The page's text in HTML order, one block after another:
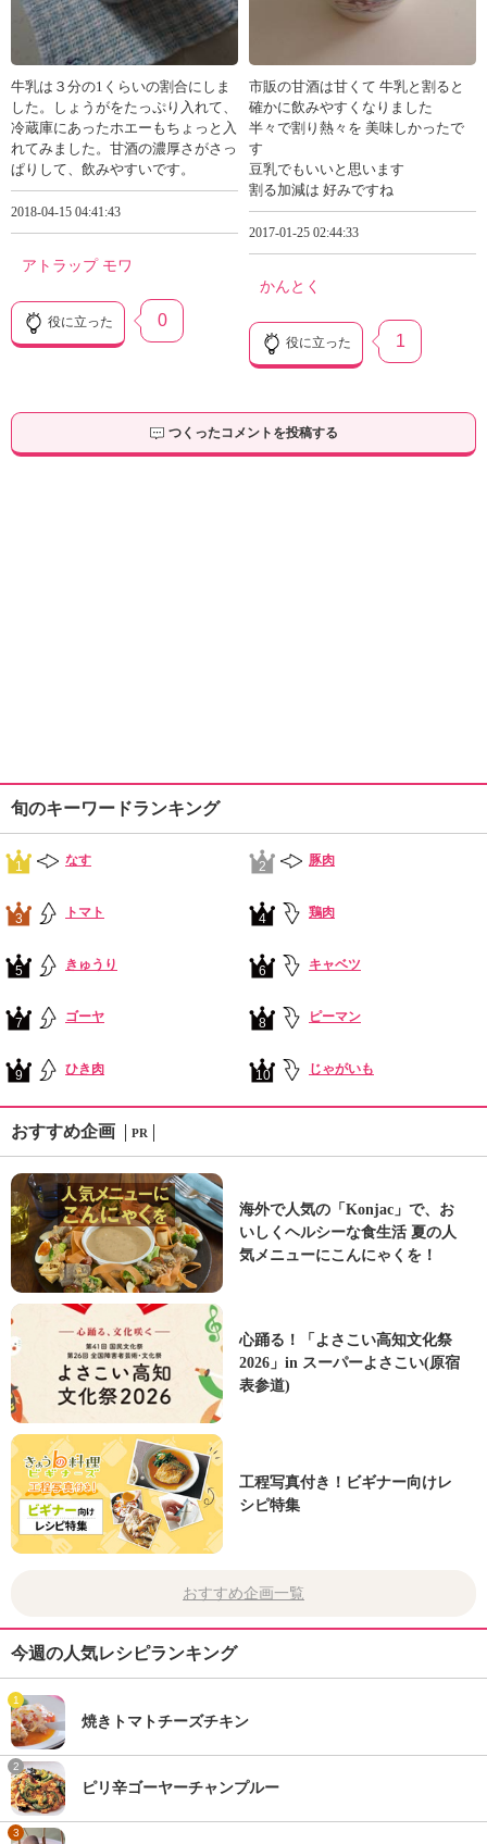
牛乳は３分の1くらいの割合にしま
した。しょうがをたっぷり入れて、
冷蔵庫にあったホエーもちょっと入
れてみました。甘酒の濃厚さがさっ
ぱりして、飲みやすいです。
2018-04-15 04:41:43
アトラップ モワ
役に立った 0
市販の甘酒は甘くて 牛乳と割ると
確かに飲みやすくなりました
半々で割り熱々を 美味しかったで
す
豆乳でもいいと思います
割る加減は 好みですね
2017-01-25 02:44:33
かんとく
役に立った 1
つくったコメントを投稿する
旬のキーワードランキング
1 なす 2 豚肉
3 トマト 4 鶏肉
5 きゅうり 6 キャベツ
7 ゴーヤ 8 ピーマン
9 ひき肉 10 じゃがいも
おすすめ企画 PR
海外で人気の「Konjac」で、お
いしくヘルシーな食生活 夏の人
気メニューにこんにゃくを！
心踊る！「よさこい高知文化祭
2026」in スーパーよさこい(原宿
表参道)
工程写真付き！ビギナー向けレ
シピ特集
おすすめ企画一覧
今週の人気レシピランキング
1
焼きトマトチーズチキン
2
ピリ辛ゴーヤーチャンプルー
3